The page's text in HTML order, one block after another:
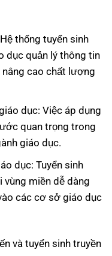
thống tuyển sinh
dục quản lý thông tin
cao chất lượng
dục: Việc áp dụng
quan trọng trong
giáo dục.
dục: Tuyển sinh
miền dễ dàng
các cơ sở giáo dục
và tuyển sinh truyền